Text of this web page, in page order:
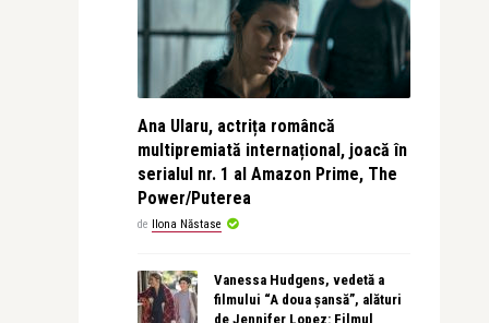
Ana Ularu, actrița româncă
multipremiată internațional, joacă în
serialul nr. 1 al Amazon Prime, The
Power/Puterea
de Ilona Năstase
Vanessa Hudgens, vedetă a
filmului “A doua șansă”, alături
de Jennifer Lopez: Filmul